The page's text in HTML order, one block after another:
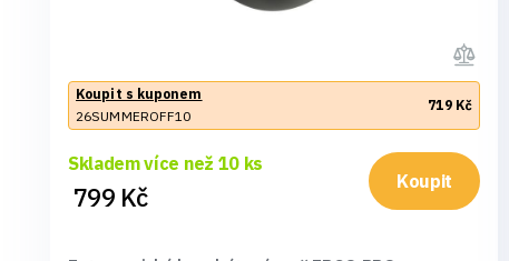
Koupit s kuponem
26SUMMEROFF10
719 Kč
Skladem více než 10 ks
799 Kč Koupit